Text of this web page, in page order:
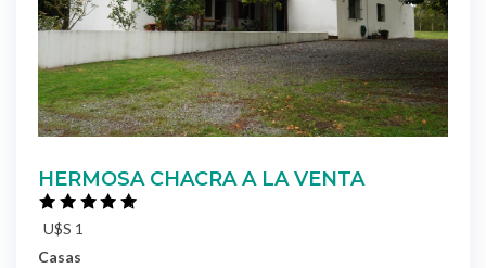
HERMOSA CHACRA A LA VENTA
U$S 1
Casas